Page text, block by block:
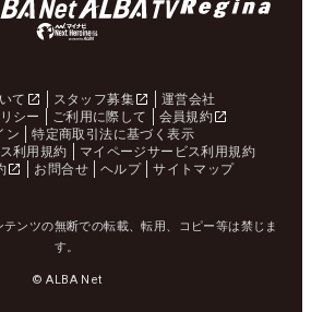
て スタッフ募集
運営会社
シー
ご利用に際して
会員規約
ン
特定商取引法に基づく表示
利用規約
マイページサービス利用規約
お問合せ ヘルプ サイトマップ
ンツの無断での転載、転用、コピー等は禁じま
す。
© ALBA Net